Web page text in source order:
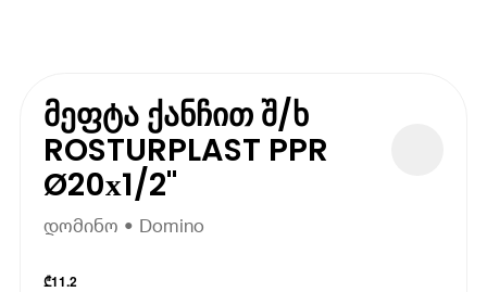
მეფტა ქანჩით შ/ხ
ROSTURPLAST PPR
Ø20х1/2"
დომინო • Domino
₾11.2